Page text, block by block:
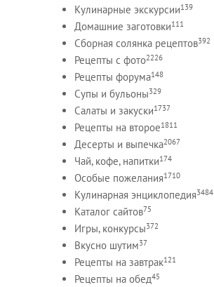
Кулинарные экскурсии139
Домашние заготовки111
Сборная солянка рецептов392
Рецепты c фото2226
Рецепты форума148
Супы и бульоны329
Салаты и закуски1737
Рецепты на второе1811
Десерты и выпечка2067
Чай, кофе, напитки174
Особые пожелания1710
Кулинарная энциклопедия3484
Каталог сайтов75
Игры, конкурсы372
Вкусно шутим37
Рецепты на завтрак121
Рецепты на обед45